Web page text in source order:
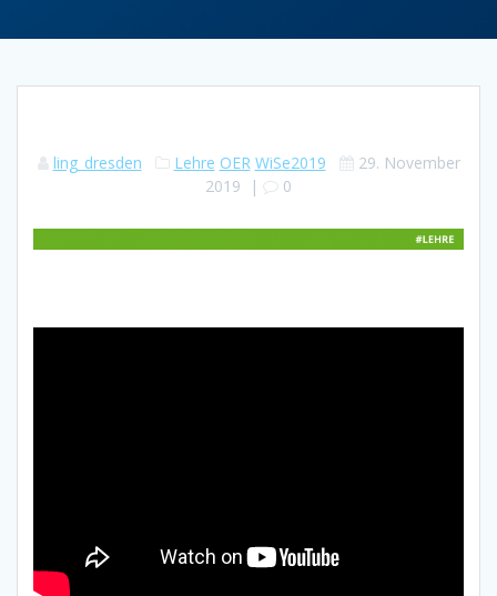
ling_dresden Lehre OER WiSe2019
29. November
2019 | 0